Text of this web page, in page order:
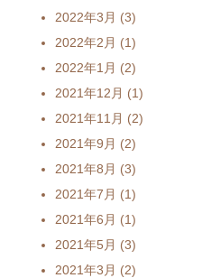
2022年3月 (3)
2022年2月 (1)
2022年1月 (2)
2021年12月 (1)
2021年11月 (2)
2021年9月 (2)
2021年8月 (3)
2021年7月 (1)
2021年6月 (1)
2021年5月 (3)
2021年3月 (2)